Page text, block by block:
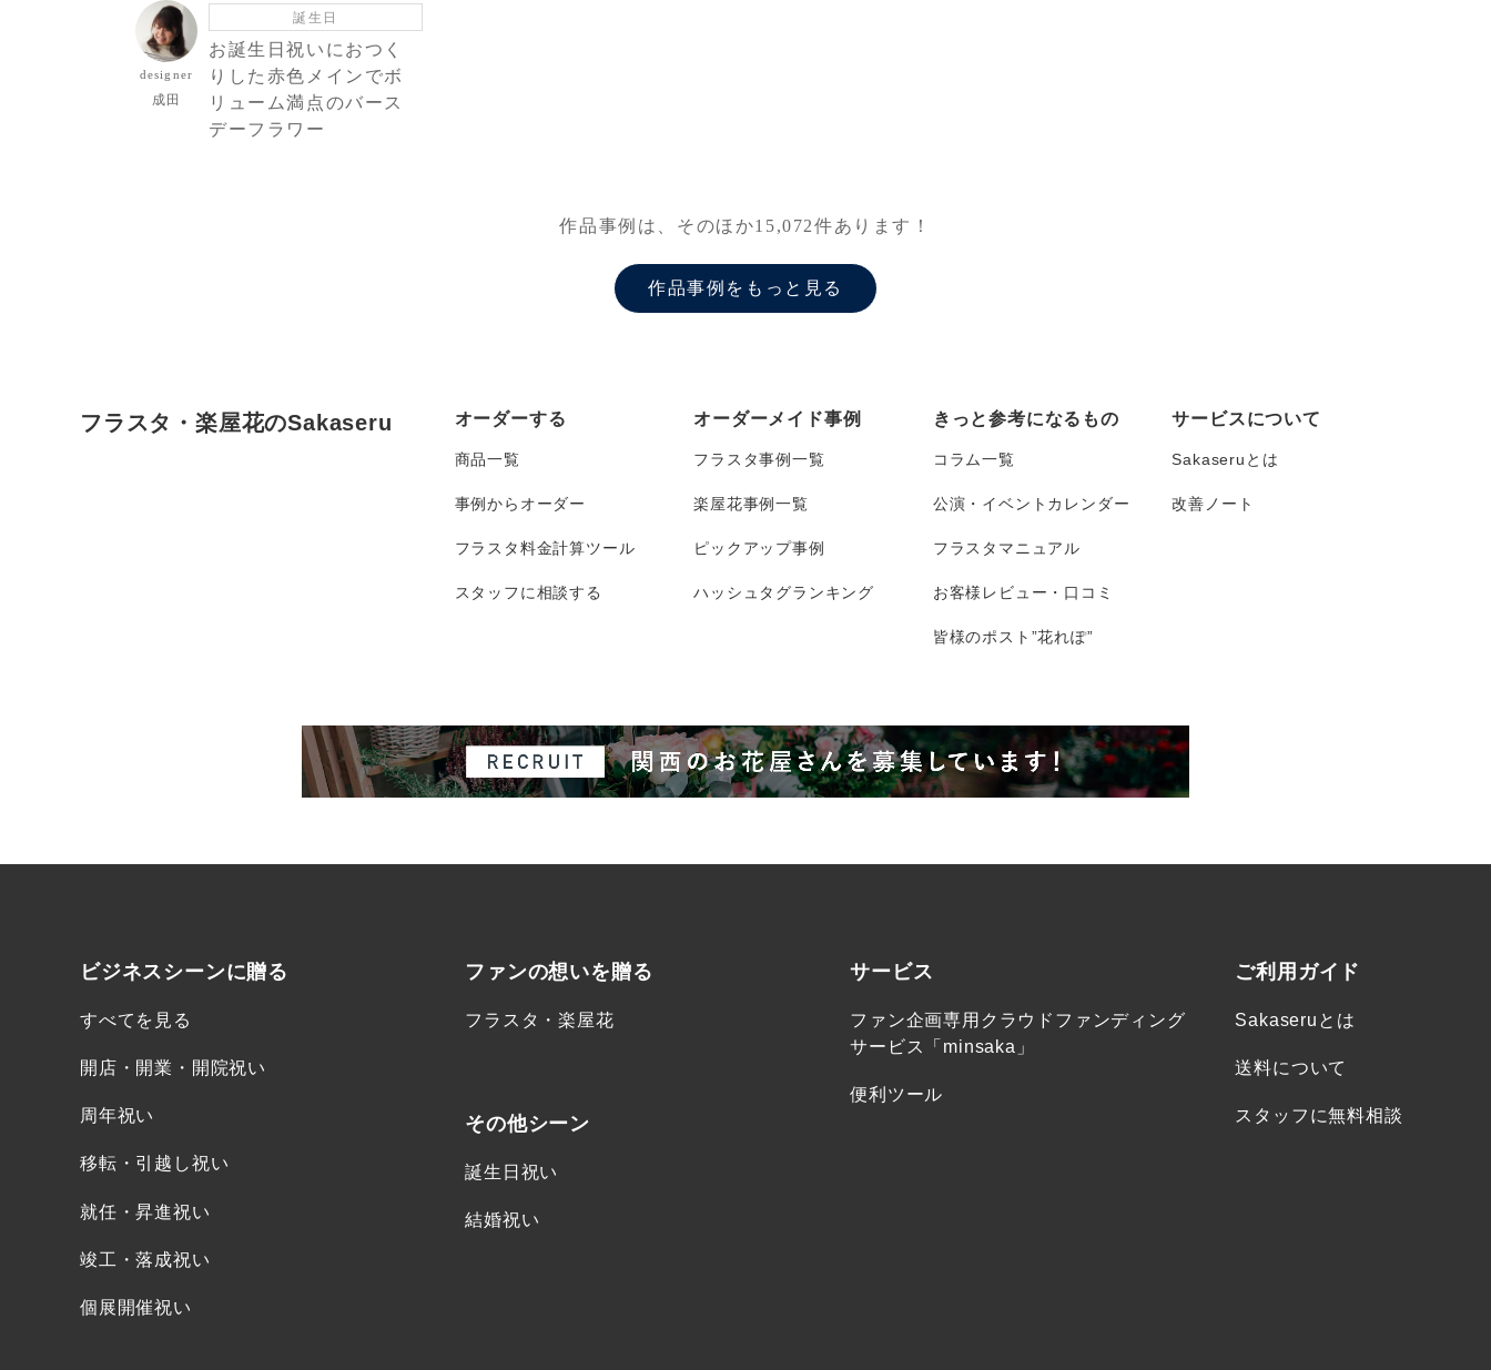
designer
成田
誕生日
お誕生日祝いにおつく
りした赤色メインでボ
リューム満点のバース
デーフラワー
作品事例は、そのほか15,072件あります！
作品事例をもっと見る
フラスタ・楽屋花のSakaseru オーダーする
商品一覧
事例からオーダー
フラスタ料金計算ツール
スタッフに相談する
オーダーメイド事例
フラスタ事例一覧
楽屋花事例一覧
ピックアップ事例
ハッシュタグランキング
きっと参考になるもの
コラム一覧
公演・イベントカレンダー
フラスタマニュアル
お客様レビュー・口コミ
皆様のポスト”花れぽ”
サービスについて
Sakaseruとは
改善ノート
ビジネスシーンに贈る
すべてを見る
開店・開業・開院祝い
周年祝い
移転・引越し祝い
就任・昇進祝い
竣工・落成祝い
個展開催祝い
ファンの想いを贈る
フラスタ・楽屋花
その他シーン
誕生日祝い
結婚祝い
サービス
ファン企画専用クラウドファンディング
サービス「minsaka」
便利ツール
ご利用ガイド
Sakaseruとは
送料について
スタッフに無料相談